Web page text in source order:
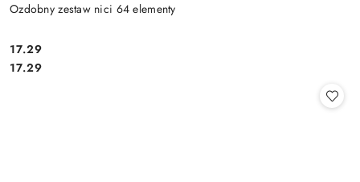
Ozdobny zestaw nici 64 elementy
Cena:
17.29
Cena:
17.29